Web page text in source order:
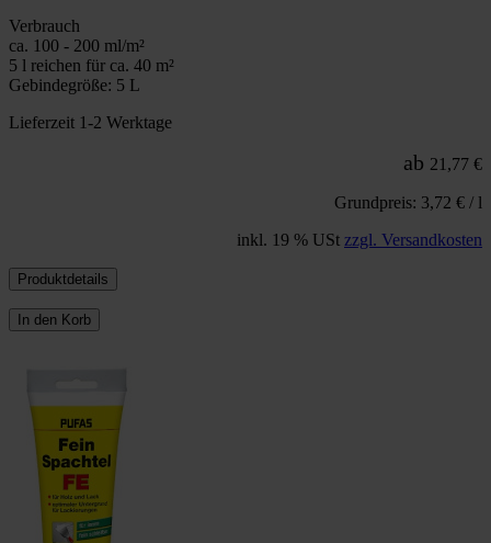
Verbrauch
ca. 100 - 200 ml/m²
5 l reichen für ca. 40 m²
Gebindegröße: 5 L
Lieferzeit 1-2 Werktage
ab 21,77 €
Grundpreis: 3,72 € / l
inkl. 19 % USt zzgl. Versandkosten
Produktdetails
In den Korb